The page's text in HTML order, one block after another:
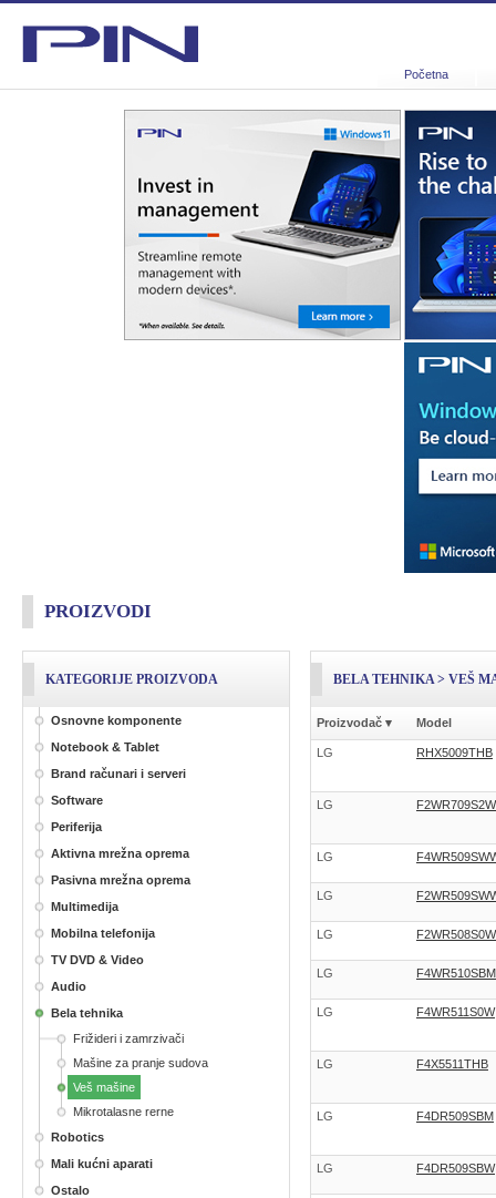
Početna
PROIZVODI
KATEGORIJE PROIZVODA
Osnovne komponente
Notebook & Tablet
Brand računari i serveri
Software
Periferija
Aktivna mrežna oprema
Pasivna mrežna oprema
Multimedija
Mobilna telefonija
TV DVD & Video
Audio
Bela tehnika
Frižideri i zamrzivači
Mašine za pranje sudova
Veš mašine
Mikrotalasne rerne
Robotics
Mali kućni aparati
Ostalo
BELA TEHNIKA > VEŠ
Proizvodač ▾ Model
LG RHX5009THB
LG F2WR709S2W
LG
LG
LG F2WR508S0W
LG F4WR510SBM
LG F4WR511S0W
LG F4X5511THB
LG F4DR509SBM
LG F4DR509SBW